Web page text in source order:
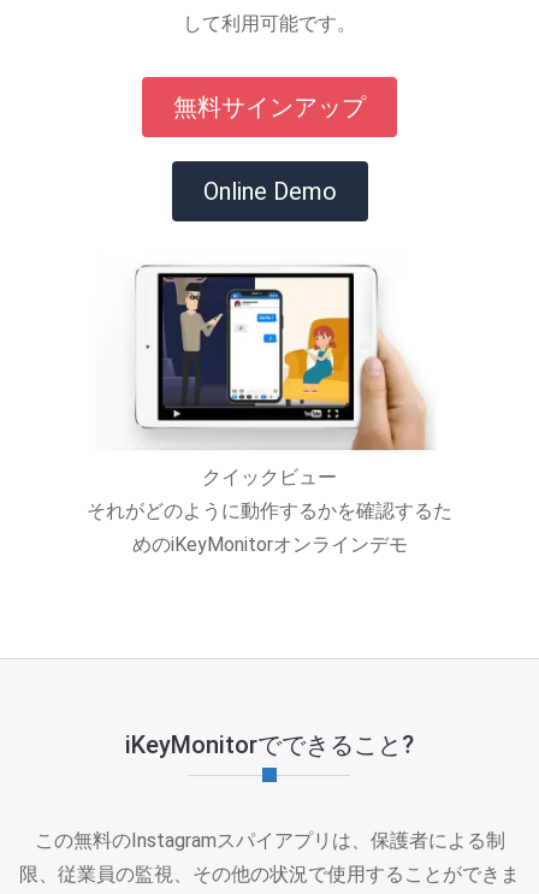
して利用可能です。
無料サインアップ
Online Demo
クイックビュー
それがどのように動作するかを確認するた
めのiKeyMonitorオンラインデモ
iKeyMonitorでできること?
この無料のInstagramスパイアプリは、保護者による制
限、従業員の監視、その他の状況で使用することができま